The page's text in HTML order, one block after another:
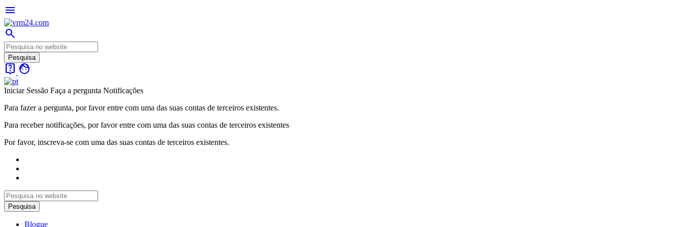
menu
search
live_help face
Iniciar Sessão Faça a pergunta Notificações
Para fazer a pergunta, por favor entre com uma das suas contas de terceiros existentes.
Para receber notificações, por favor entre com uma das suas contas de terceiros existentes
Por favor, inscreva-se com uma das suas contas de terceiros existentes.
Blogue